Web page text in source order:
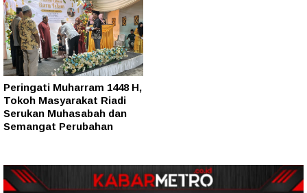
Peringati Muharram 1448 H,
Tokoh Masyarakat Riadi
Serukan Muhasabah dan
Semangat Perubahan